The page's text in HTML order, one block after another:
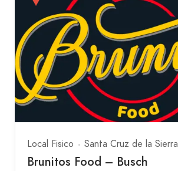
Local Fisico Santa Cruz de la Sierra
Brunitos Food – Busch